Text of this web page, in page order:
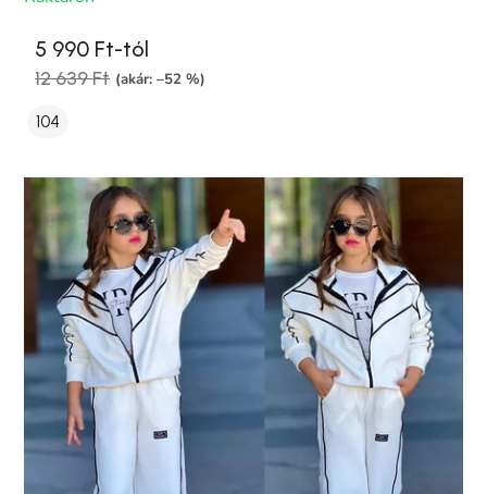
5 990 Ft-tól
12 639 Ft (akár: –52 %)
104